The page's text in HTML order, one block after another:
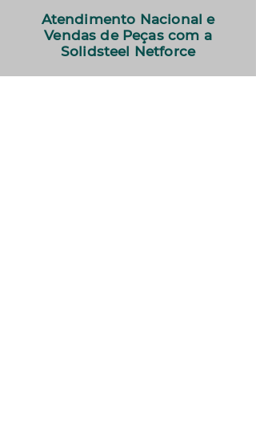
Atendimento Nacional e
Vendas de Peças com a
Solidsteel Netforce